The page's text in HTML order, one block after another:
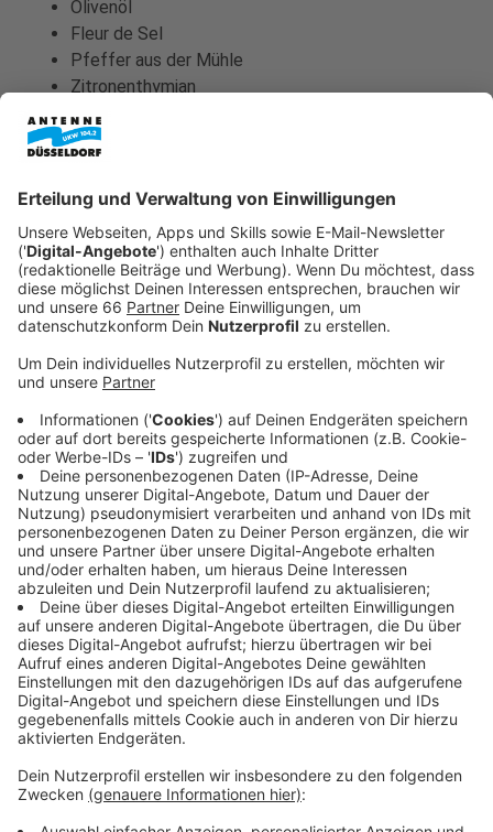
Olivenöl
Fleur de Sel
Pfeffer aus der Mühle
Zitronenthymian
Zitronen Olivenöl
1 rosa Grapefruit
1 Orange
Zucker
Agazoon
Batate Püree:
2-3 Süßkartoffeln
Butter
Salz
Muskat
Chicken Chilisoße
Currysoße:
50 g Butter
1 Schalotte
1/2 Banane
1 Apfel
1/8 Ananas
1/8 Mango
1/4 Ingwer
3 EL Mumbai Curry Pulver
0,1l Weißwein
0,2l Fischfond